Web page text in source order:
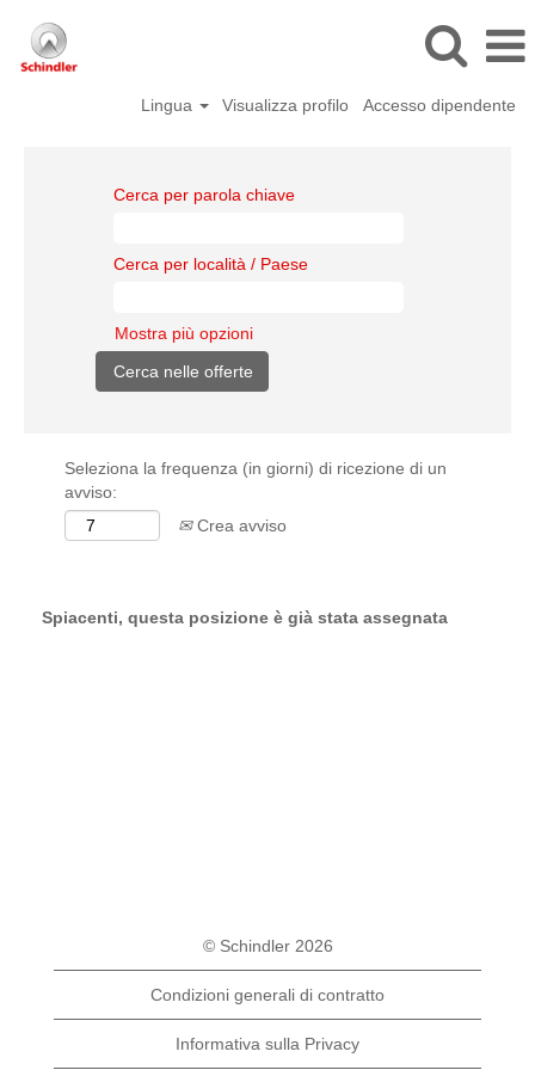
Lingua Visualizza profilo Accesso dipendente
Cerca per parola chiave
Cerca per località / Paese
Mostra più opzioni
Seleziona la frequenza (in giorni) di ricezione di un
avviso:
Crea avviso
Spiacenti, questa posizione è già stata assegnata
© Schindler 2026
Condizioni generali di contratto
Informativa sulla Privacy